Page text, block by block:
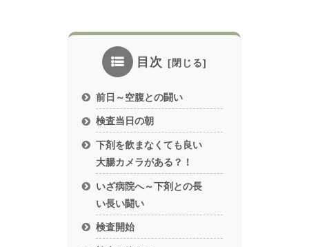
目次
前日～空腹との闘い
検査当日の朝
下剤を飲まなくても良い
大腸カメラがある？！
いざ病院へ～下剤との長
い長い闘い
検査開始